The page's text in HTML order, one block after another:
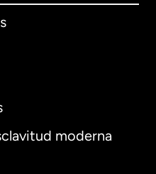
moderna